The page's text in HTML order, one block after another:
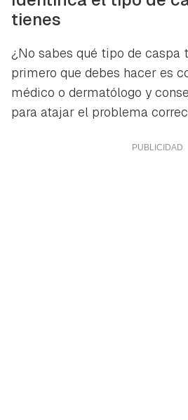
tienes
¿No sabes qué tipo de caspa
primero que debes hacer es
médico o dermatólogo y
para atajar el problema